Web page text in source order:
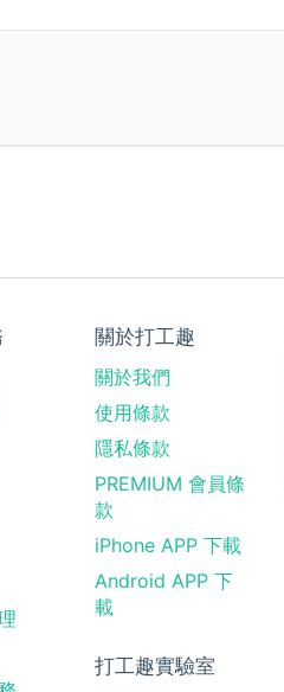
關於打工趣
關於我們
使用條款
隱私條款
PREMIUM 會員條
款
iPhone APP 下載
Android APP 下
載
打工趣實驗室